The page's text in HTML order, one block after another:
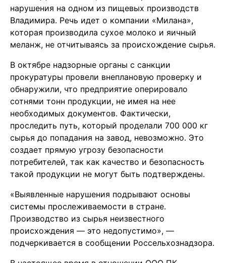
нарушения на одном из пищевых производств
Владимира. Речь идет о компании «Милана»,
которая производила сухое молоко и яичный
меланж, не отчитываясь за происхождение сырья.
В октябре надзорные органы с санкции
прокуратуры провели внеплановую проверку и
обнаружили, что предприятие оперировало
сотнями тонн продукции, не имея на нее
необходимых документов. Фактически,
проследить путь, который проделали 700 000 кг
сырья до попадания на завод, невозможно. Это
создает прямую угрозу безопасности
потребителей, так как качество и безопасность
такой продукции не могут быть подтверждены.
«Выявленные нарушения подрывают основы
системы прослеживаемости в стране.
Производство из сырья неизвестного
происхождения — это недопустимо», —
подчеркивается в сообщении Россельхознадзора.